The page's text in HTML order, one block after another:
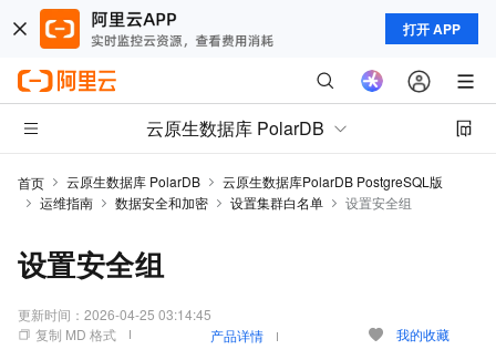
打开 APP
云原生数据库 PolarDB
首页 云原生数据库 PolarDB
云原生数据库PolarDB PostgreSQL版
运维指南
数据安全和加密 设置集群白名单 设置安全组
设置安全组
更新时间： 2026-04-25 03:14:45
复制 MD 格式
产品详情 我的收藏